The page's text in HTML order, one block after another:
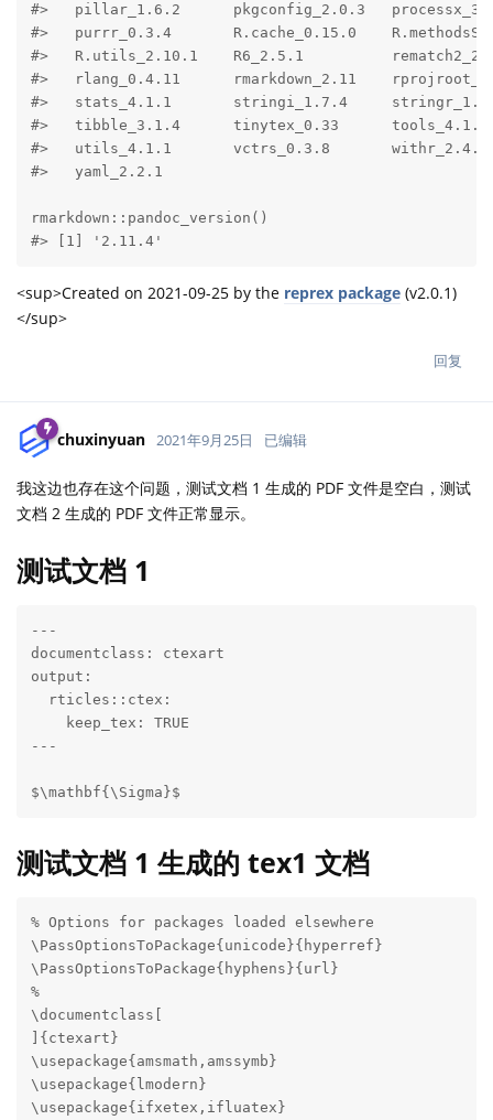
#>   pillar_1.6.2      pkgconfig_2.0.3
#>   purrr_0.3.4       R.cache_0.15.0
#>   R.utils_2.10.1    R6_2.5.1
#>   rlang_0.4.11      rmarkdown_2.11
#>   stats_4.1.1       stringi_1.7.4
#>   tibble_3.1.4      tinytex_0.33
#>   utils_4.1.1       vctrs_0.3.8
#>   yaml_2.2.1
rmarkdown::pandoc_version()
#> [1] '2.11.4'
<sup>Created on 2021-09-25 by the reprex package (v2.0.1)
</sup>
回复
chuxinyuan 2021年9月25日 已编辑
我这边也存在这个问题，测试文档 1 生成的 PDF 文件是空白，测试
文档 2 生成的 PDF 文件正常显示。
测试文档 1
---
documentclass: ctexart
output:
  rticles::ctex:
    keep_tex: TRUE
---
$\mathbf{\Sigma}$
测试文档 1 生成的 tex1 文档
% Options for packages loaded elsewhere
\PassOptionsToPackage{unicode}{hyperref}
\PassOptionsToPackage{hyphens}{url}
%
\documentclass[
]{ctexart}
\usepackage{amsmath,amssymb}
\usepackage{lmodern}
\usepackage{ifxetex,ifluatex}